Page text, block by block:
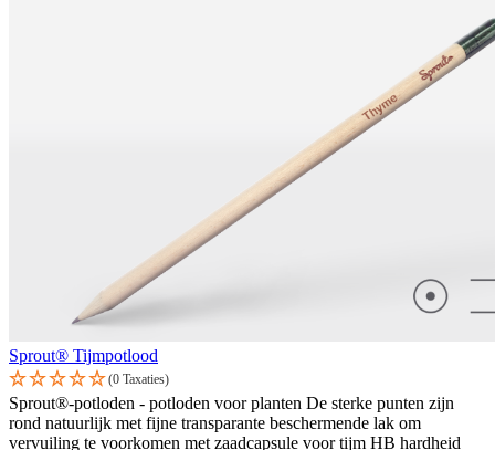
Sprout® Tijmpotlood
(0 Taxaties)
Sprout®-potloden - potloden voor planten De sterke punten zijn
rond natuurlijk met fijne transparante beschermende lak om
vervuiling te voorkomen met zaadcapsule voor tijm HB hardheid